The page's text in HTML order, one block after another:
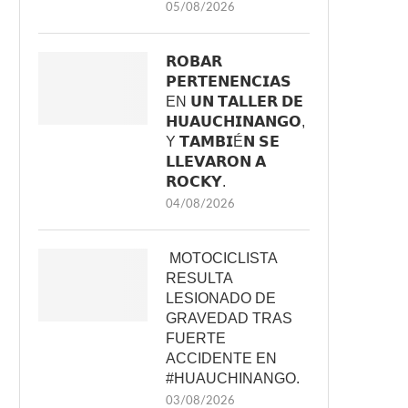
05/08/2026
𝗥𝗢𝗕𝗔𝗥
𝗣𝗘𝗥𝗧𝗘𝗡𝗘𝗡𝗖𝗜𝗔𝗦
EN 𝗨𝗡 𝗧𝗔𝗟𝗟𝗘𝗥 𝗗𝗘
𝗛𝗨𝗔𝗨𝗖𝗛𝗜𝗡𝗔𝗡𝗚𝗢,
Y 𝗧𝗔𝗠𝗕𝗜É𝗡 𝗦𝗘
𝗟𝗟𝗘𝗩𝗔𝗥𝗢𝗡 𝗔
𝗥𝗢𝗖𝗞𝗬.
04/08/2026
MOTOCICLISTA
RESULTA
LESIONADO DE
GRAVEDAD TRAS
FUERTE
ACCIDENTE EN
#HUAUCHINANGO.
03/08/2026